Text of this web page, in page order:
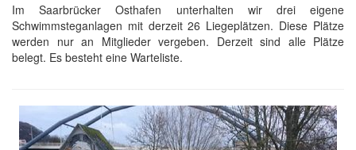
Im Saarbrücker Osthafen unterhalten wir drei eigene
Schwimmsteganlagen mit derzeit 26 Liegeplätzen. Diese Plätze
werden nur an Mitglieder vergeben. Derzeit sind alle Plätze
belegt. Es besteht eine Warteliste.